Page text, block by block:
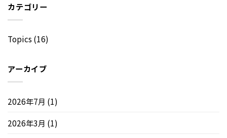
カテゴリー
Topics (16)
アーカイブ
2026年7月 (1)
2026年3月 (1)